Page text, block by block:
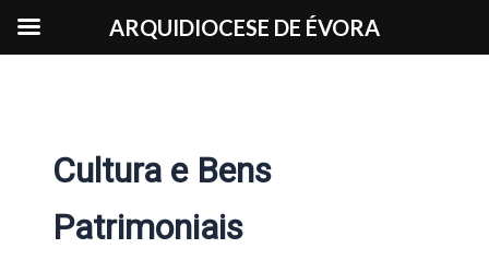
Cultura e Bens
Patrimoniais
ARQUIDIOCESE DE ÉVORA